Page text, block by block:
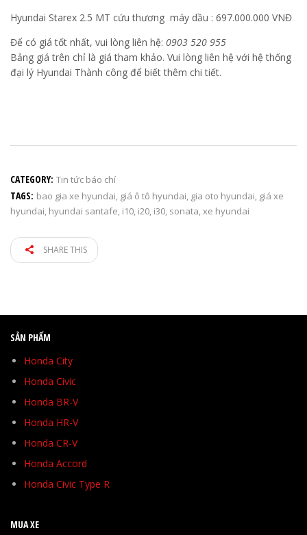
Hyundai Starex 2.5 MT cứu thương máy dầu : 697.000.000 VNĐ
Để có giá tốt nhất, vui lòng liên hệ: 0903 520 955
Bảng giá trên chỉ là giá tham khảo. Vui lòng liên hệ với hệ thống
đại lý Hyundai Thành công để biết thêm chi tiết.
CATEGORY: Tin tức báo chí
TAGS: bao gia xe hyundai giá ô tô hyundai gia oto hyundai giá xe
hyundai hyundai santafe i10 i20 i30 sonata xe hyundai
SHARE THIS
SẢN PHẨM
Honda City
Honda Civic
Honda BR-V
Honda HR-V
Honda CR-V
Honda Accord
Honda Civic Type R
MUA XE